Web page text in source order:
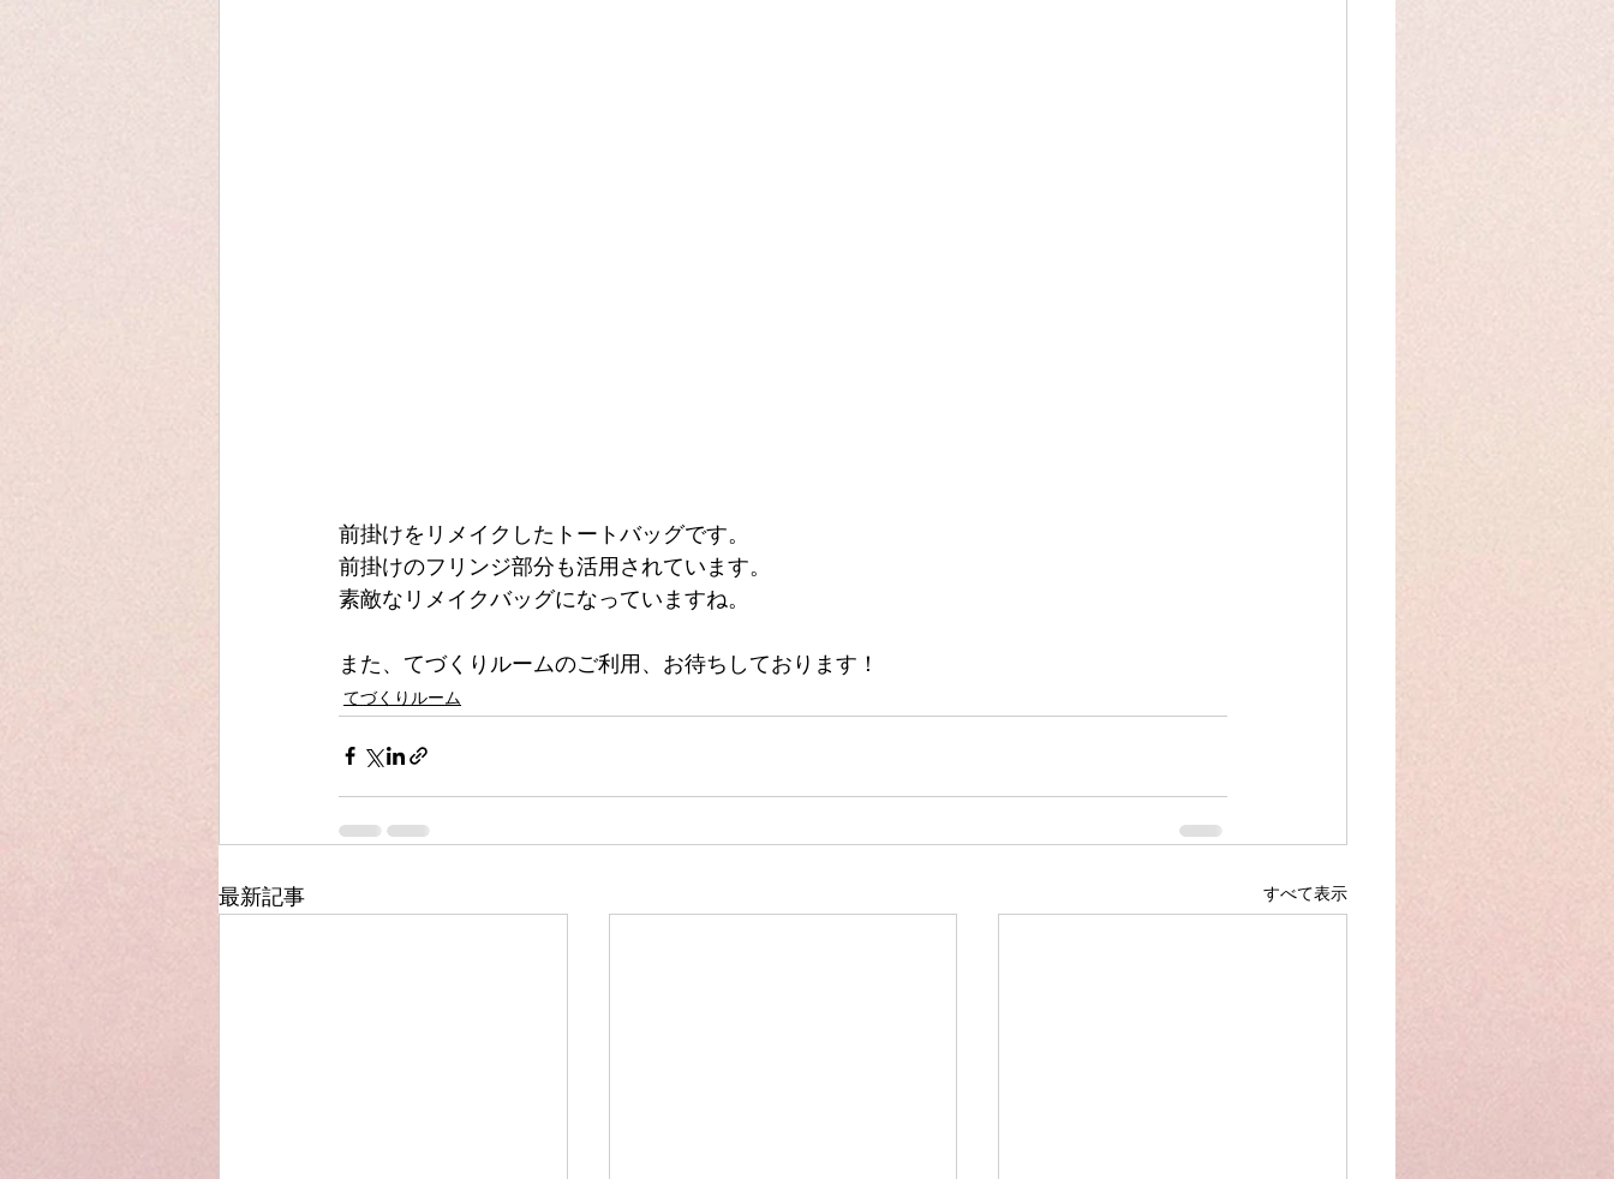
前掛けをリメイクしたトートバッグです。
前掛けのフリンジ部分も活用されています。
素敵なリメイクバッグになっていますね。
また、てづくりルームのご利用、お待ちしております！
てづくりルーム
最新記事 すべて表示